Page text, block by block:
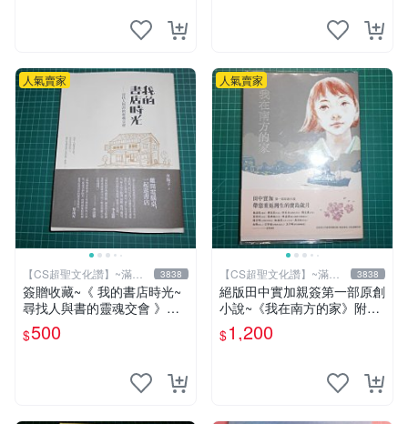
人氣賣家
【CS超聖文化讚】~滿千
元送運
3838
簽贈收藏~《 我的書店時光~
尋找人與書的靈魂交會 》附
書腰 水瓶子著 文經社【CS超
聖文化2讚】
$500
人氣賣家
【CS超聖文化讚】~滿千
元送運
3838
絕版田中實加親簽第一部原創
小說~《我在南方的家》附書
套 田中實加 (陳宣儒)著 台灣
館 遠流 書況佳
$1,200